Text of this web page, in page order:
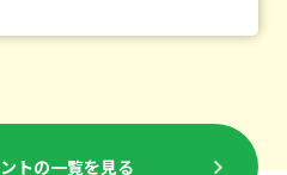
トの一覧を見る